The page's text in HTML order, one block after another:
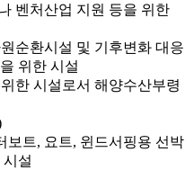
벤처산업 지원 등을 위한
순환시설 및 기후변화 대응
위한 시설
한 시설로서 해양수산부령
보트, 요트, 윈드서핑용 선박
설